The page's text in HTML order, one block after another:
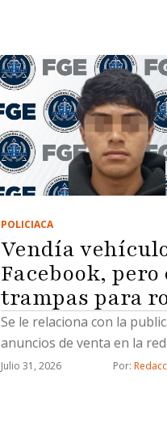
POLICIACA
Vendía
Facebook, pero
trampas para
Se le relaciona con la
anuncios de venta en la
Julio 31, 2026 Por: